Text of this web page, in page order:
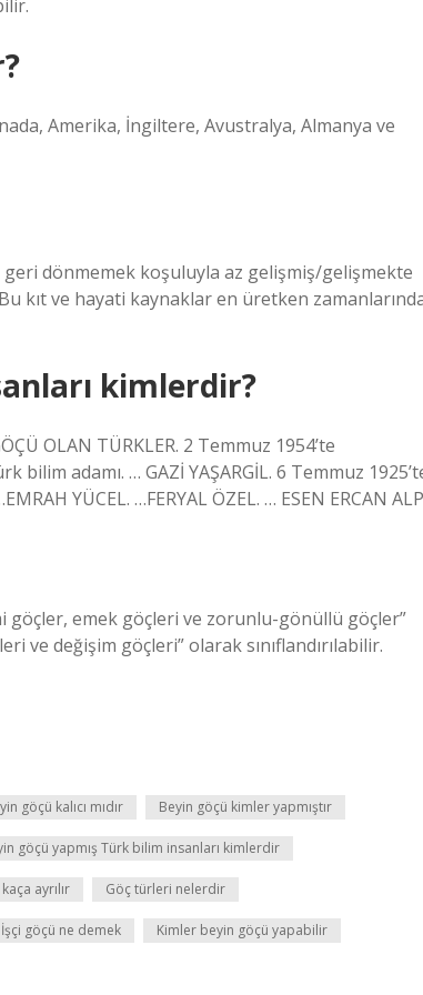
Amerika, İngiltere, Avustralya, Almanya ve
geri dönmemek koşuluyla az gelişmiş/gelişmekte
kıt ve hayati kaynaklar en üretken
kimlerdir?
OLAN TÜRKLER. 2 Temmuz 1954’te
bilim adamı. … GAZİ YAŞARGİL. 6 Temmuz
YÜCEL. …FERYAL ÖZEL. … ESEN ERCAN
göçler, emek göçleri ve zorunlu-gönüllü göçler”
ve değişim göçleri” olarak sınıflandırılabilir.
göçü kalıcı mıdır Beyin göçü kimler yapmıştır
göçü yapmış Türk bilim insanları kimlerdir
ayrılır Göç türleri nelerdir
İşçi göçü ne demek Kimler beyin göçü yapabilir